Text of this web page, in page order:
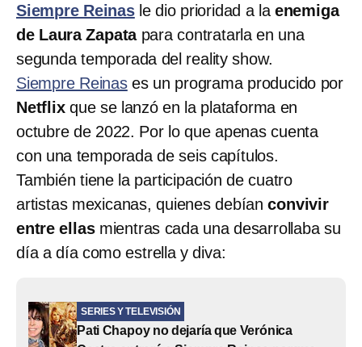
Siempre Reinasle dio prioridad a la enemiga
de Laura Zapatapara contratarla en una
segunda temporada del reality show.
Siempre Reinases un programa producido por
Netflixque se lanzó en la plataforma en
octubre de 2022. Por lo que apenas cuenta
con una temporada de seis capítulos.
También tiene la participación de cuatro
artistas mexicanas, quienes debíanconvivir
entre ellasmientras cada una desarrollaba su
día a día como estrella y diva:
SERIES Y TELEVISIÓN
Pati Chapoy no dejaría que Verónica